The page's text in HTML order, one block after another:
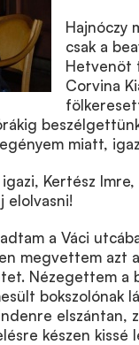
Hajnóczy
csak a
Hetvenöt
Corvina
miatt,
Kertész Imre,
elolvasni!
a Váci
megvettem azt
Nézegettem a
bokszolónak
elszántan,
készen kissé